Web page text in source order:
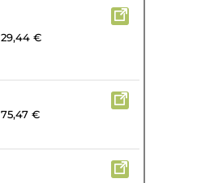
29,44 €
75,47 €